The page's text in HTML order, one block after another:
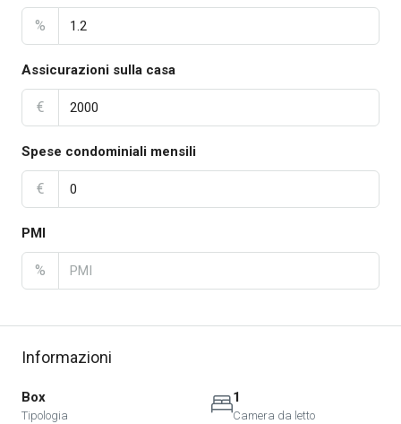
%
Assicurazioni sulla casa
€
Spese condominiali mensili
€
PMI
%
Informazioni
Box
Tipologia
1
Camera da letto